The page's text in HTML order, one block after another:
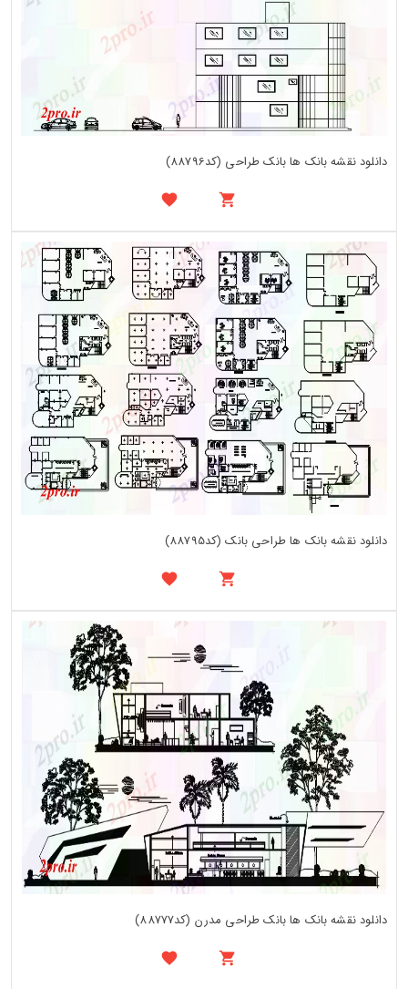
دانلود نقشه بانک ها بانک طراحی (کد88796)
دانلود نقشه بانک ها طراحی بانک (کد88795)
دانلود نقشه بانک ها بانک طراحی مدرن (کد88777)